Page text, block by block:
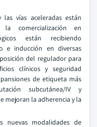
vías aceleradas están
comercialización en
están recibiendo
e inducción en diversas
del regulador para
clínicos y seguridad
de etiqueta más
subcutánea/IV y
mejoran la adherencia y la
nuevas modalidades de